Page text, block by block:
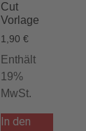
Cut
Vorlage
1,90 €
Enthält
19%
MwSt.
In den